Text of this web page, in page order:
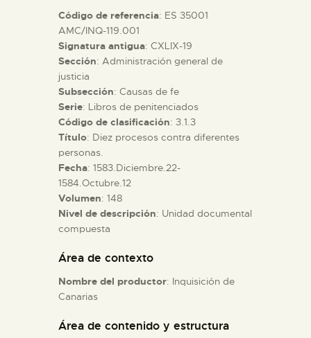
ESPAÑOL
PREPARAR LA VISITA
ACTIVIDADES
█
EL MUSEO
COLECCIONES
Código de referencia: ES 35001
AMC/INQ-119.001
Signatura antigua: CXLIX-19
Sección: Administración general de
justicia
Subsección: Causas de fe
Serie: Libros de penitenciados
Código de clasificación: 3.1.3
Título: Diez procesos contra diferentes
personas.
Fecha: 1583.Diciembre.22-
1584.Octubre.12
Volumen: 148
Nivel de descripción: Unidad documental
compuesta
Área de contexto
Nombre del productor: Inquisición de
Canarias
Área de contenido y estructura